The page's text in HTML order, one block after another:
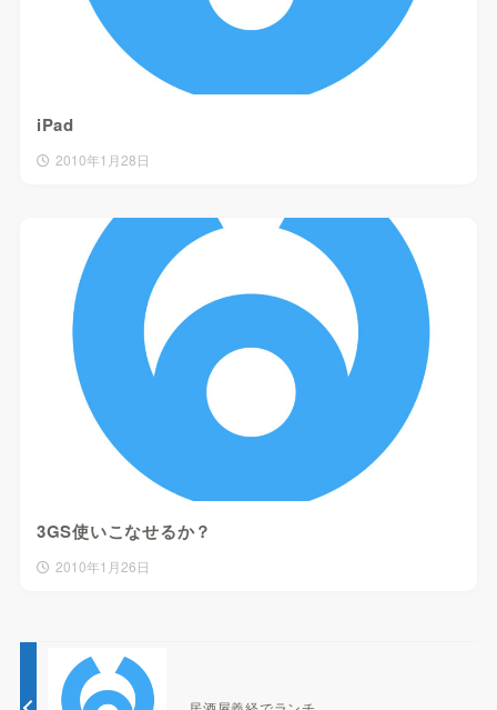
iPad
2010年1月28日
3GS使いこなせるか？
2010年1月26日